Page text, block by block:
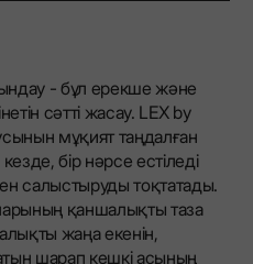
- бұл ерекше және
сәтті жасау. LEX by
мұқият таңдалған
бір нәрсе естіледі
салыстыруды тоқтатады.
қаншалықты таза
жаңа екенін,
шарап кешкі асының